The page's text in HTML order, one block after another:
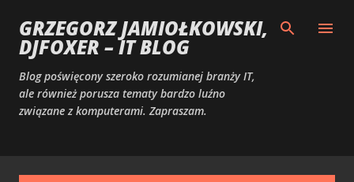
Przejdź do głównej zawartości
GRZEGORZ JAMIOŁKOWSKI,
DJFOXER – IT BLOG
Blog poświęcony szeroko rozumianej branży IT,
ale również porusza tematy bardzo luźno
związane z komputerami. Zapraszam.